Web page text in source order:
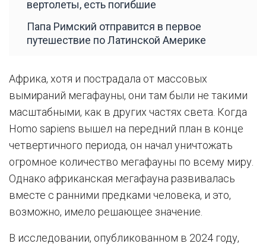
вертолеты, есть погибшие
Папа Римский отправится в первое
путешествие по Латинской Америке
Африка, хотя и пострадала от массовых
вымираний мегафауны, они там были не такими
масштабными, как в других частях света. Когда
Homo sapiens вышел на передний план в конце
четвертичного периода, он начал уничтожать
огромное количество мегафауны по всему миру.
Однако африканская мегафауна развивалась
вместе с ранними предками человека, и это,
возможно, имело решающее значение.
В исследовании, опубликованном в 2024 году,